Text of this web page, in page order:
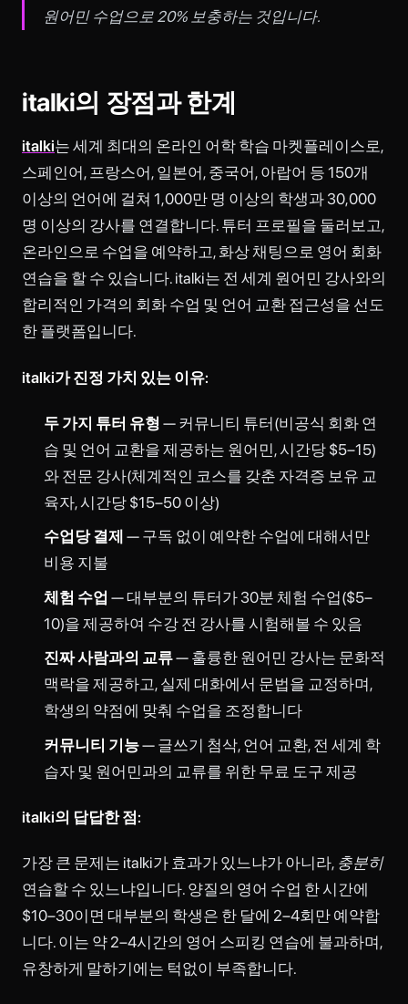
원어민 수업으로 20% 보충하는 것입니다.
italki의 장점과 한계
italki는 세계 최대의 온라인 어학 학습 마켓플레이스로,
스페인어, 프랑스어, 일본어, 중국어, 아랍어 등 150개
이상의 언어에 걸쳐 1,000만 명 이상의 학생과 30,000
명 이상의 강사를 연결합니다. 튜터 프로필을 둘러보고,
온라인으로 수업을 예약하고, 화상 채팅으로 영어 회화
연습을 할 수 있습니다. italki는 전 세계 원어민 강사와의
합리적인 가격의 회화 수업 및 언어 교환 접근성을 선도
한 플랫폼입니다.
italki가 진정 가치 있는 이유:
두 가지 튜터 유형 — 커뮤니티 튜터(비공식 회화 연
습 및 언어 교환을 제공하는 원어민, 시간당 $5–15)
와 전문 강사(체계적인 코스를 갖춘 자격증 보유 교
육자, 시간당 $15–50 이상)
수업당 결제 — 구독 없이 예약한 수업에 대해서만
비용 지불
체험 수업 — 대부분의 튜터가 30분 체험 수업($5–
10)을 제공하여 수강 전 강사를 시험해볼 수 있음
진짜 사람과의 교류— 훌륭한 원어민 강사는 문화적
맥락을 제공하고, 실제 대화에서 문법을 교정하며,
학생의 약점에 맞춰 수업을 조정합니다
커뮤니티 기능— 글쓰기 첨삭, 언어 교환, 전 세계 학
습자 및 원어민과의 교류를 위한 무료 도구 제공
italki의 답답한 점:
가장 큰 문제는 italki가 효과가 있느냐가 아니라, 충분히
연습할 수 있느냐입니다. 양질의 영어 수업 한 시간에
$10–30이면 대부분의 학생은 한 달에 2–4회만 예약합
니다. 이는 약 2–4시간의 영어 스피킹 연습에 불과하며,
유창하게 말하기에는 턱없이 부족합니다.